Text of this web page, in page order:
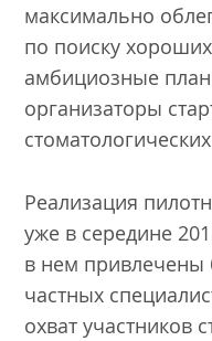
максимально
по поиску
амбициозные
организаторы
Реализация
уже в середине
в нем привлечены
частных
охват участников